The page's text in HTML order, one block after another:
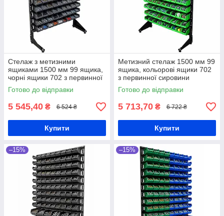
Стелаж з метизними
ящиками 1500 мм 99 ящика,
чорні ящики 702 з первинної
сировини
Готово до відправки
5 545,40 ₴ 6 524 ₴
Купити
Метизний стелаж 1500 мм 99
ящика, кольорові ящики 702
з первинної сировини
Готово до відправки
5 713,70 ₴ 6 722 ₴
Купити
–15% –15%